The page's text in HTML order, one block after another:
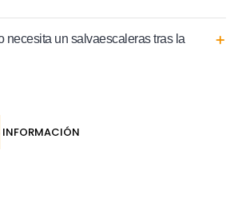
necesita un salvaescaleras tras la
INFORMACIÓN